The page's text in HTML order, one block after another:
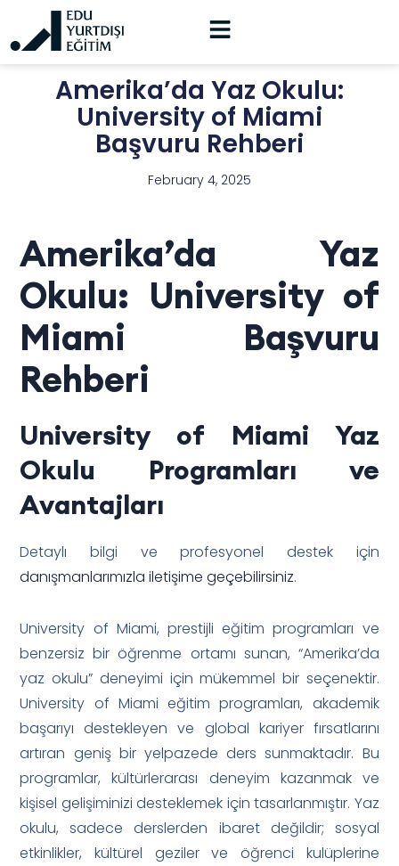
Amerika’da Yaz Okulu:
University of Miami
Başvuru Rehberi
February 4, 2025
Amerika’da Yaz
Okulu: University of
Miami Başvuru
Rehberi
University of Miami Yaz
Okulu Programları ve
Avantajları
Detaylı bilgi ve profesyonel destek için
danışmanlarımızla iletişime geçebilirsiniz.
University of Miami, prestijli eğitim programları ve
benzersiz bir öğrenme ortamı sunan, “Amerika’da
yaz okulu” deneyimi için mükemmel bir seçenektir.
University of Miami eğitim programları, akademik
başarıyı destekleyen ve global kariyer fırsatlarını
artıran geniş bir yelpazede ders sunmaktadır. Bu
programlar, kültürlerarası deneyim kazanmak ve
kişisel gelişiminizi desteklemek için tasarlanmıştır. Yaz
okulu, sadece derslerden ibaret değildir; sosyal
etkinlikler, kültürel geziler ve öğrenci kulüplerine